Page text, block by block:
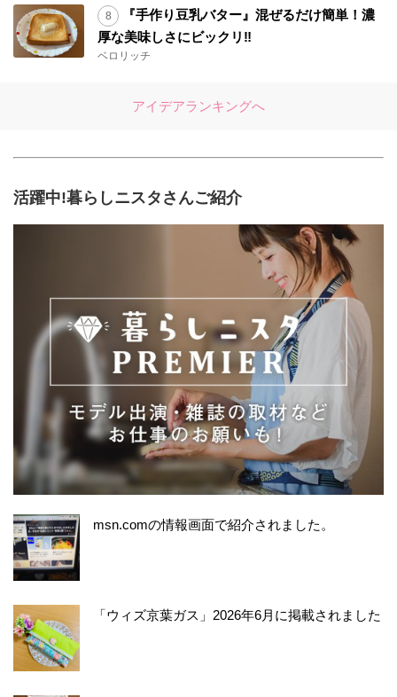
『手作り豆乳バター』混ぜるだけ簡単！濃
厚な美味しさにビックリ‼︎
ベロリッチ
アイデアランキングへ
活躍中!暮らしニスタさんご紹介
msn.comの情報画面で紹介されました。
「ウィズ京葉ガス」2026年6月に掲載されました